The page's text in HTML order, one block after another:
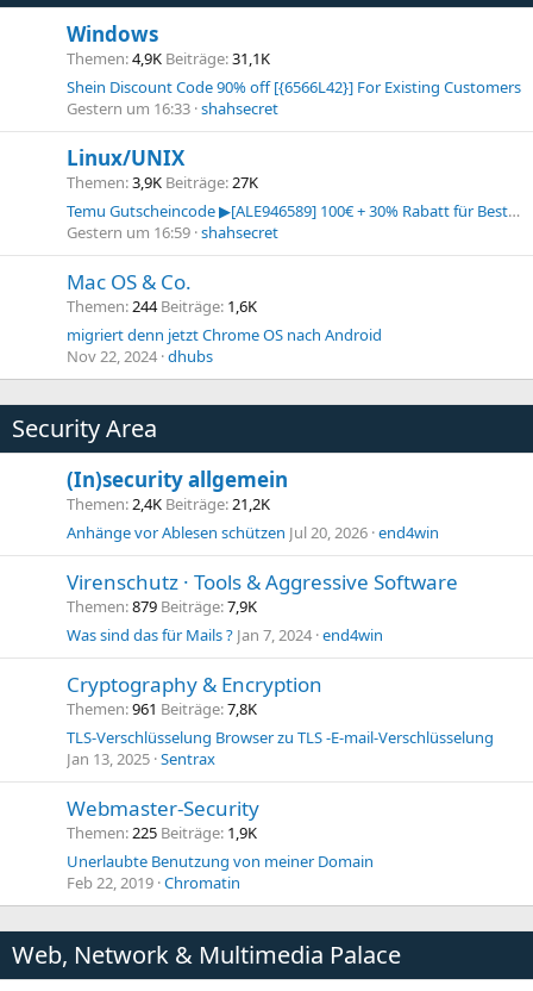
Windows
Themen 4,9K Beiträge 31,1K
Shein Discount Code 90% off [{6566L42}] For Existing Customers
Gestern um 16:33 shahsecret
Linux/UNIX
Themen 3,9K Beiträge 27K
Temu Gutscheincode ▶[ALE946589] 100€ + 30% Rabatt für Bestandskunden
Gestern um 16:59 shahsecret
Mac OS & Co.
Themen 244 Beiträge 1,6K
migriert denn jetzt Chrome OS nach Android
Nov 22, 2024 dhubs
Security Area
(In)security allgemein
Themen 2,4K Beiträge 21,2K
Anhänge vor Ablesen schützen Jul 20, 2026 end4win
Virenschutz · Tools & Aggressive Software
Themen 879 Beiträge 7,9K
Was sind das für Mails ? Jan 7, 2024 end4win
Cryptography & Encryption
Themen 961 Beiträge 7,8K
TLS-Verschlüsselung Browser zu TLS -E-mail-Verschlüsselung
Jan 13, 2025 Sentrax
Webmaster-Security
Themen 225 Beiträge 1,9K
Unerlaubte Benutzung von meiner Domain
Feb 22, 2019 Chromatin
Web, Network & Multimedia Palace